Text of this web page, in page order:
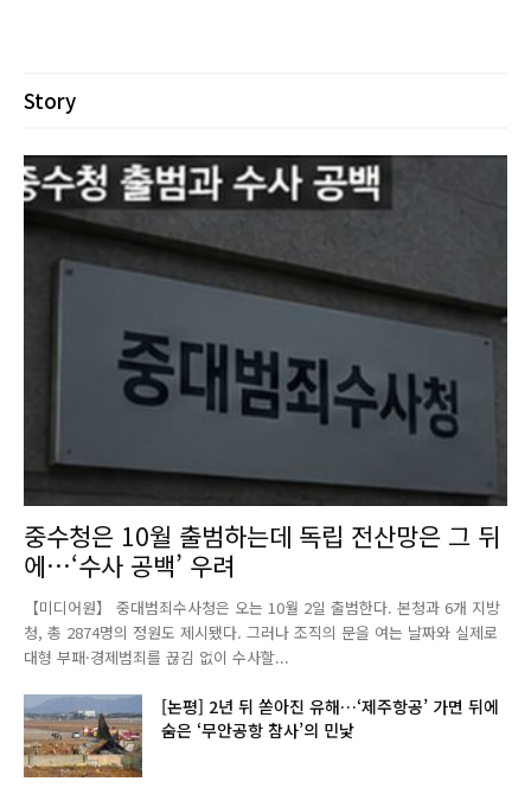
Story
중수청은 10월 출범하는데 독립 전산망은 그 뒤
에…‘수사 공백’ 우려
【미디어원】 중대범죄수사청은 오는 10월 2일 출범한다. 본청과 6개 지방
청, 총 2874명의 정원도 제시됐다. 그러나 조직의 문을 여는 날짜와 실제로
대형 부패·경제범죄를 끊김 없이 수사할...
[논평] 2년 뒤 쏟아진 유해…‘제주항공’ 가면 뒤에
숨은 ‘무안공항 참사’의 민낯